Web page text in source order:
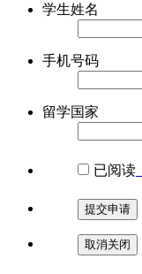
学生姓名
手机号码
留学国家
已阅读
提交申请
取消关闭